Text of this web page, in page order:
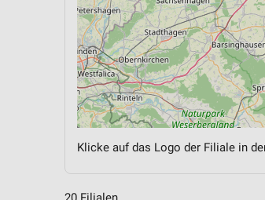
Klicke auf das Logo der Filiale in